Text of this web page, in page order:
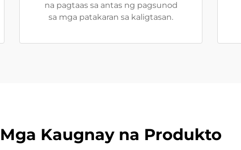
na pagtaas sa antas ng pagsunod
sa mga patakaran sa kaligtasan.
Mga Kaugnay na Produkto